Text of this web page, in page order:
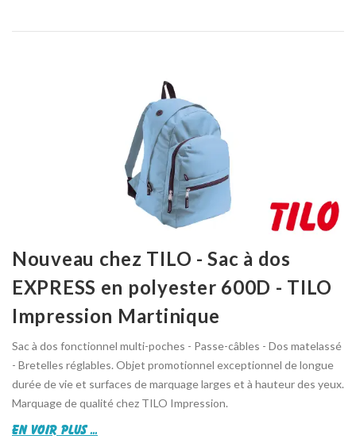
Nouveau chez TILO - Sac à dos
EXPRESS en polyester 600D - TILO
Impression Martinique
Sac à dos fonctionnel multi-poches - Passe-câbles - Dos matelassé
- Bretelles réglables. Objet promotionnel exceptionnel de longue
durée de vie et surfaces de marquage larges et à hauteur des yeux.
Marquage de qualité chez TILO Impression.
en voir plus ...